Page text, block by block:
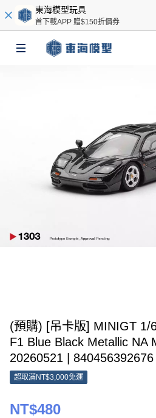
東海模型玩具
首下載APP 贈$150折價券
(預購) [吊卡版] MINIGT 1/
F1 Blue Black Metallic NA
20260521 | 840456392676
超取滿NT$3,000免運
NT$480